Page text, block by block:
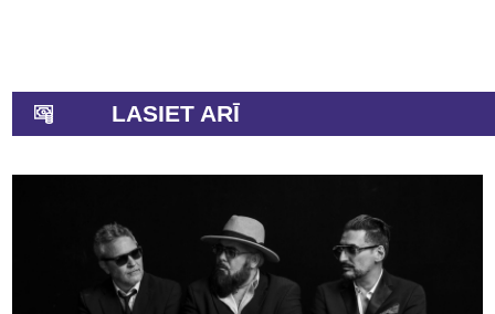
LASIET ARĪ